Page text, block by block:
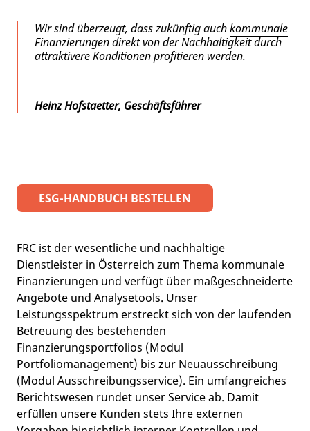
Wir sind überzeugt, dass zukünftig auchkommunale
Finanzierungendirekt von der Nachhaltigkeit durch
attraktivere Konditionen profitieren werden.
Heinz Hofstaetter, Geschäftsführer
ESG-HANDBUCH BESTELLEN
FRC ist der wesentliche und nachhaltige
Dienstleister in Österreich zum Thema kommunale
Finanzierungen und verfügt über maßgeschneiderte
Angebote und Analysetools. Unser
Leistungsspektrum erstreckt sich von der laufenden
Betreuung des bestehenden
Finanzierungsportfolios (Modul
Portfoliomanagement) bis zur Neuausschreibung
(Modul Ausschreibungsservice). Ein umfangreiches
Berichtswesen rundet unser Service ab. Damit
erfüllen unsere Kunden stets Ihre externen